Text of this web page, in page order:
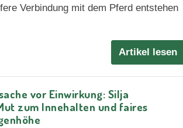
Verbindung mit dem Pferd entstehen
Artikel lesen
vor Einwirkung: Silja
zum Innehalten und faires